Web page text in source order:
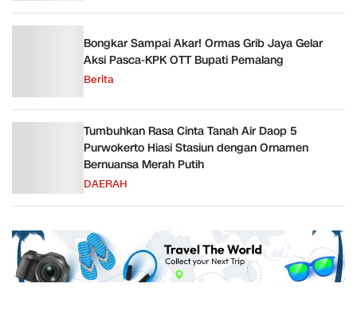
Bongkar Sampai Akar! Ormas Grib Jaya Gelar
Aksi Pasca-KPK OTT Bupati Pemalang
Berita
Tumbuhkan Rasa Cinta Tanah Air Daop 5
Purwokerto Hiasi Stasiun dengan Ornamen
Bernuansa Merah Putih
DAERAH